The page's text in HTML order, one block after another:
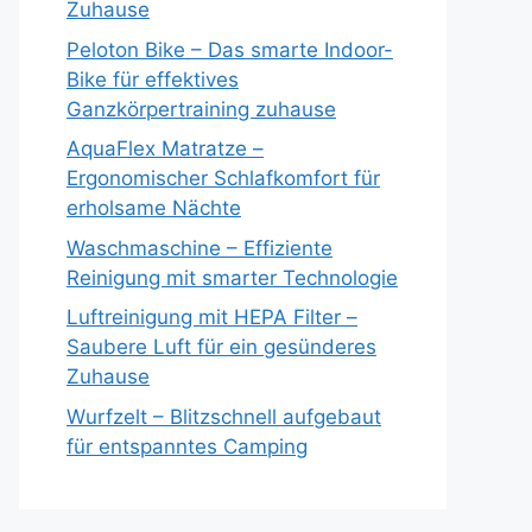
Zuhause
Peloton Bike – Das smarte Indoor-
Bike für effektives
Ganzkörpertraining zuhause
AquaFlex Matratze –
Ergonomischer Schlafkomfort für
erholsame Nächte
Waschmaschine – Effiziente
Reinigung mit smarter Technologie
Luftreinigung mit HEPA Filter –
Saubere Luft für ein gesünderes
Zuhause
Wurfzelt – Blitzschnell aufgebaut
für entspanntes Camping